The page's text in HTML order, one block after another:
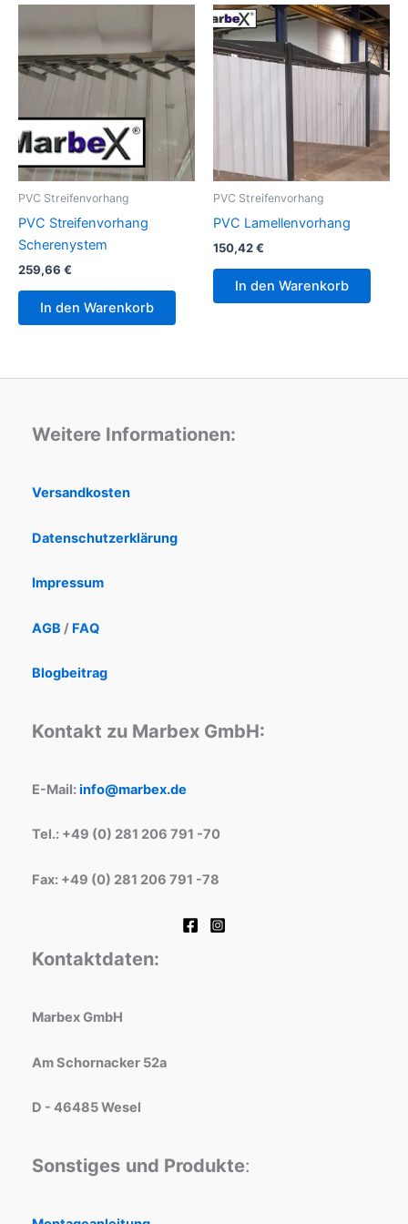
PVC Streifenvorhang
PVC Streifenvorhang
Scherenystem
259,66 €
In den Warenkorb
PVC Streifenvorhang
PVC Lamellenvorhang
150,42€
In den Warenkorb
Weitere Informationen:
Versandkosten
Datenschutzerklärung
Impressum
AGB / FAQ
Blogbeitrag
Kontakt zu Marbex GmbH:
E-Mail:info@marbex.de
Tel.: +49 (0) 281 206 791 -70
Fax: +49 (0) 281 206 791 -78
Kontaktdaten:
Marbex GmbH
Am Schornacker 52a
D - 46485 Wesel
Sonstiges und Produkte: